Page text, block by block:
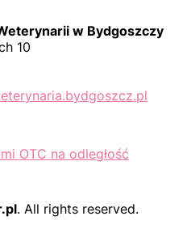
w Bydgoszczy
10
OTC na odległość
. All rights reserved.